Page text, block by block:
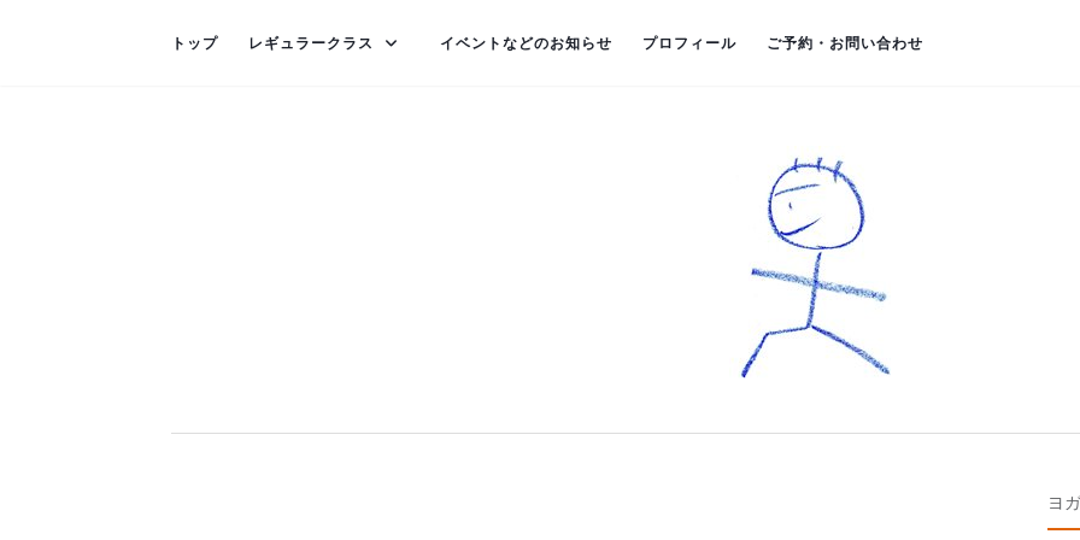
トップ レギュラークラス イベントなどのお知らせ プロフィール ご予約・お問い合わせ
ヨ